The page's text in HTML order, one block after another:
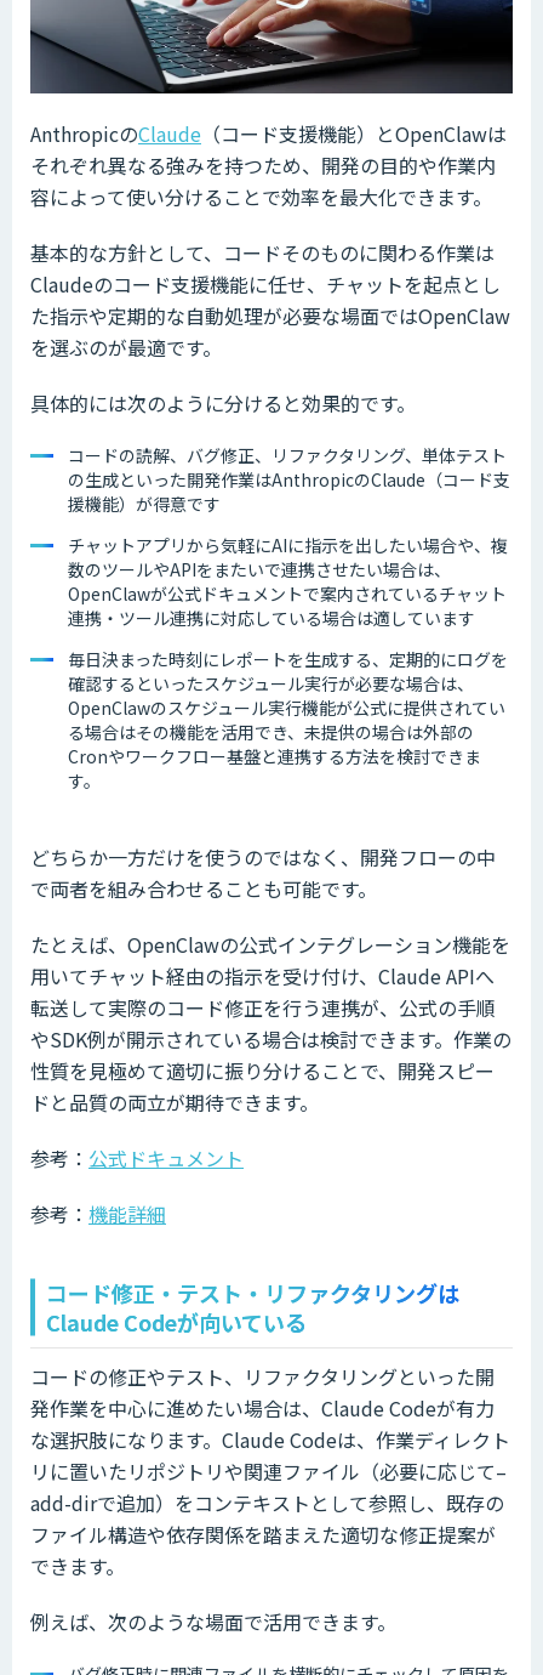
AnthropicのClaude （コード支援機能）とOpenClawは
それぞれ異なる強みを持つため、開発の目的や作業内
容によって使い分けることで効率を最大化できます。
基本的な方針として、コードそのものに関わる作業は
Claudeのコード支援機能に任せ、チャットを起点とし
た指示や定期的な自動処理が必要な場面ではOpenClaw
を選ぶのが最適です。
具体的には次のように分けると効果的です。
コードの読解、バグ修正、リファクタリング、単体テスト
の生成といった開発作業はAnthropicのClaude（コード支
援機能）が得意です
チャットアプリから気軽にAIに指示を出したい場合や、複
数のツールやAPIをまたいで連携させたい場合は、
OpenClawが公式ドキュメントで案内されているチャット
連携・ツール連携に対応している場合は適しています
毎日決まった時刻にレポートを生成する、定期的にログを
確認するといったスケジュール実行が必要な場合は、
OpenClawのスケジュール実行機能が公式に提供されてい
る場合はその機能を活用でき、未提供の場合は外部の
Cronやワークフロー基盤と連携する方法を検討できま
す。
どちらか一方だけを使うのではなく、開発フローの中
で両者を組み合わせることも可能です。
たとえば、OpenClawの公式インテグレーション機能を
用いてチャット経由の指示を受け付け、Claude APIへ
転送して実際のコード修正を行う連携が、公式の手順
やSDK例が開示されている場合は検討できます。作業の
性質を見極めて適切に振り分けることで、開発スピー
ドと品質の両立が期待できます。
参考： 公式ドキュメント
参考： 機能詳細
コード修正・テスト・リファクタリングは
Claude Codeが向いている
コードの修正やテスト、リファクタリングといった開
発作業を中心に進めたい場合は、Claude Codeが有力
な選択肢になります。Claude Codeは、作業ディレクト
リに置いたリポジトリや関連ファイル（必要に応じて–
add-dirで追加）をコンテキストとして参照し、既存の
ファイル構造や依存関係を踏まえた適切な修正提案が
できます。
例えば、次のような場面で活用できます。